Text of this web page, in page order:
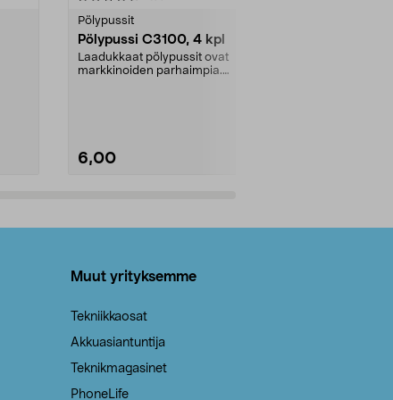
Pölypussit
Pölypussi C3100, 4 kpl
Laadukkaat pölypussit ovat
markkinoiden parhaimpia.
6,00
Muut yrityksemme
Tekniikkaosat
Akkuasiantuntija
Teknikmagasinet
PhoneLife